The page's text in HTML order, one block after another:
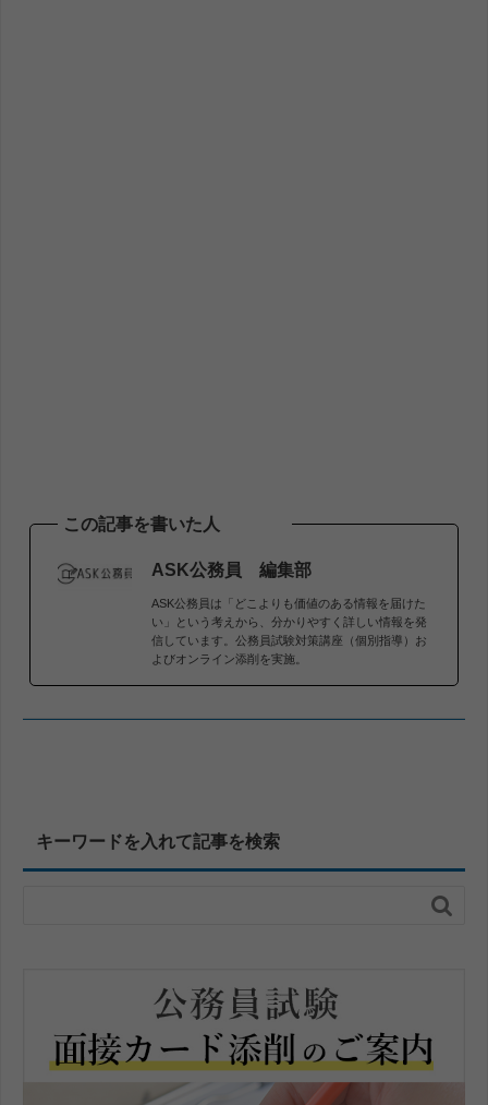
この記事を書いた人
ASK公務員 編集部
ASK公務員は「どこよりも価値のある情報を届けた
い」という考えから、分かりやすく詳しい情報を発
信しています。公務員試験対策講座（個別指導）お
よびオンライン添削を実施。
キーワードを入れて記事を検索
